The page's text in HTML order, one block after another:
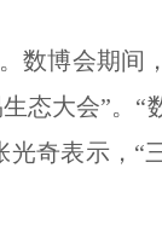
数博会期间
态大会”。“
奇表示，“